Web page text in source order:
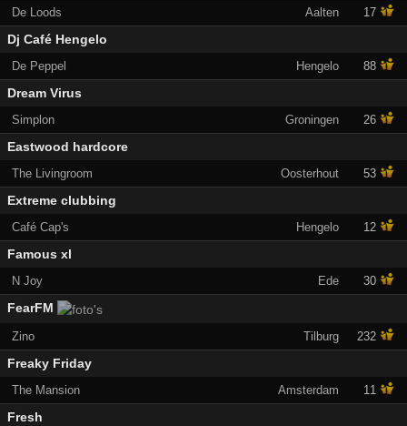
De Loods Aalten 17
Dj Café Hengelo
De Peppel Hengelo 88
Dream Virus
Simplon Groningen 26
Eastwood hardcore
The Livingroom Oosterhout 53
Extreme clubbing
Café Cap's Hengelo 12
Famous xl
N Joy Ede 30
FearFM
Zino Tilburg 232
Freaky Friday
The Mansion Amsterdam 11
Fresh